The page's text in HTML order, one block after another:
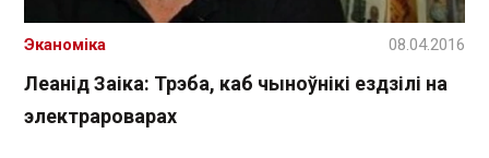
Леанід Заіка: Трэба, каб чыноўнікі ездзілі на
электрароварах
Эканоміка 08.04.2016